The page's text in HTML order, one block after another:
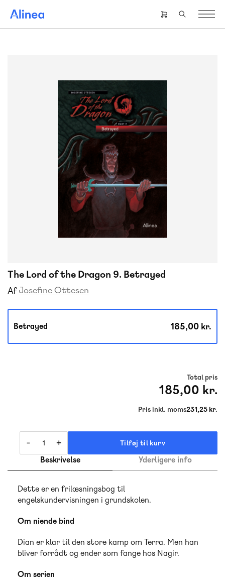
hovedindhold
Header
right
The Lord of the Dragon 9. Betrayed
Af Josefine Ottesen
Betrayed 185,00 kr.
Total pris
185,00 kr.
Pris inkl. moms231,25 kr.
- + Tilføj til kurv
Beskrivelse Yderligere info
Dette er en frilæsningsbog til
engelskundervisningen i grundskolen.
Om niende bind
Dian er klar til den store kamp om Terra. Men han
bliver forrådt og ender som fange hos Nagir.
Om serien